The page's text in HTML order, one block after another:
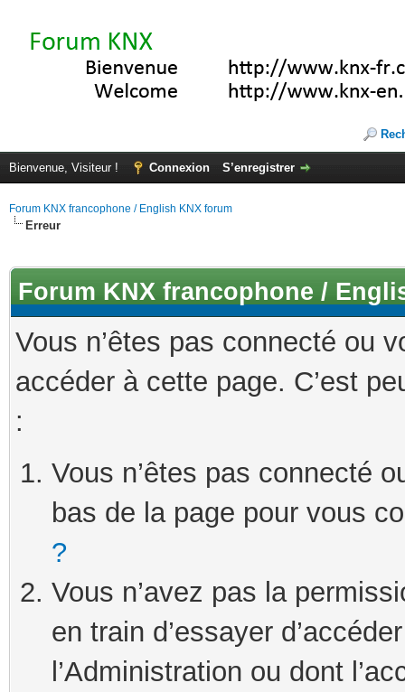
Bienvenue, Visiteur ! Connexion S’enregistrer
Forum KNX francophone / English KNX forum
Erreur
Forum KNX francophone /
Vous n’êtes pas connecté ou
accéder à cette page. C’est
:
Vous n’êtes pas connecté
bas de la page pour vous
?
Vous n’avez pas la
en train d’essayer
l’Administration ou dont